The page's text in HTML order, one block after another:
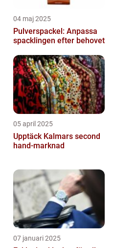
04 maj 2025
Pulverspackel: Anpassa
spacklingen efter behovet
05 april 2025
Upptäck Kalmars second
hand-marknad
07 januari 2025